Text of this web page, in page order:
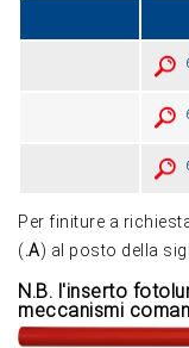
Per finiture a
(.A) al posto della
N.B. l'inserto
meccanismi